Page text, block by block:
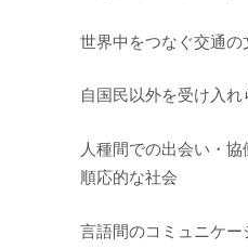
世界中をつなぐ交通の
自国民以外を受け入
人種間での出会い・
順応的な社会
言語間のコミュニケー